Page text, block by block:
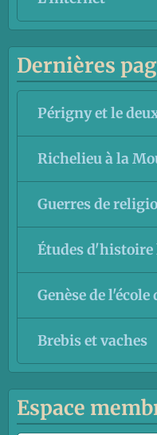
Dernières
Périgny et le
Richelieu à la
Guerres de
Études d'histoire
Genèse de l'école
Brebis et vaches
Espace